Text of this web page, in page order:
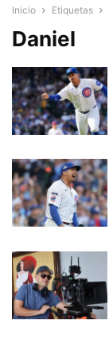
Inicio Etiquetas
Daniel